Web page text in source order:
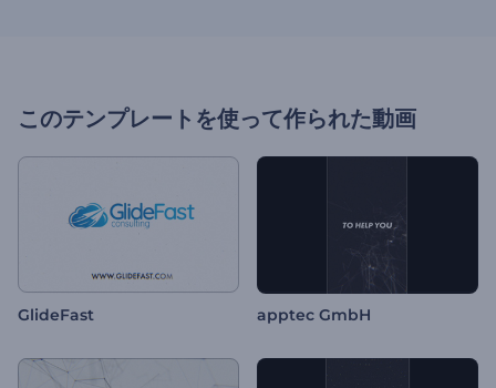
このテンプレートを使って作られた動画
GlideFast apptec GmbH